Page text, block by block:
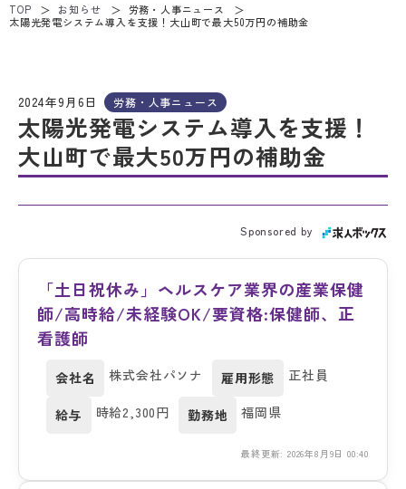
TOP お知らせ
労務・人事ニュース
太陽光発電システム導入を支援！大山町で最大50万円の補助金
2024年9月6日 労務・人事ニュース
太陽光発電システム導入を支援！
大山町で最大50万円の補助金
Sponsored by
「土日祝休み」ヘルスケア業界の産業保健
師/高時給/未経験OK/要資格:保健師、正
看護師
会社名 株式会社パソナ 雇用形態 正社員
給与 時給2,300円 勤務地 福岡県
最終更新: 2026年8月9日 00:40